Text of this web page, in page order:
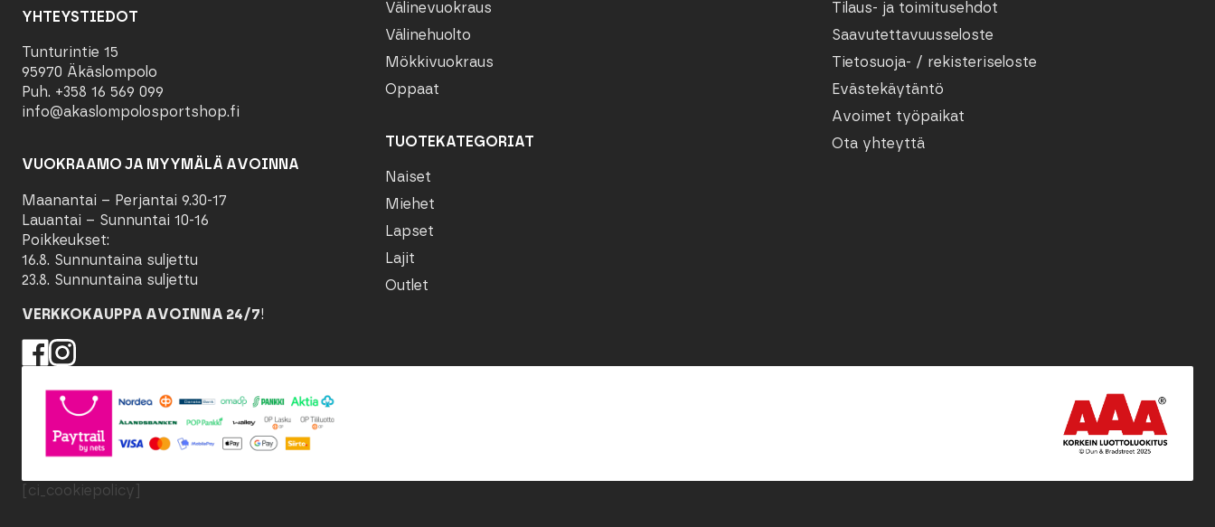
YHTEYSTIEDOT
Tunturintie 15
95970 Äkäslompolo
Puh. +358 16 569 099
info@akaslompolosportshop.fi
VUOKRAAMO JA MYYMÄLÄ AVOINNA
Maanantai – Perjantai 9.30-17
Lauantai – Sunnuntai 10-16
Poikkeukset:
16.8. Sunnuntaina suljettu
23.8. Sunnuntaina suljettu
VERKKOKAUPPA AVOINNA 24/7!
Välinevuokraus
Välinehuolto
Mökkivuokraus
Oppaat
TUOTEKATEGORIAT
Naiset
Miehet
Lapset
Lajit
Outlet
Tilaus- ja toimitusehdot
Saavutettavuusseloste
Tietosuoja- / rekisteriseloste
Evästekäytäntö
Avoimet työpaikat
Ota yhteyttä
[ci_cookiepolicy]